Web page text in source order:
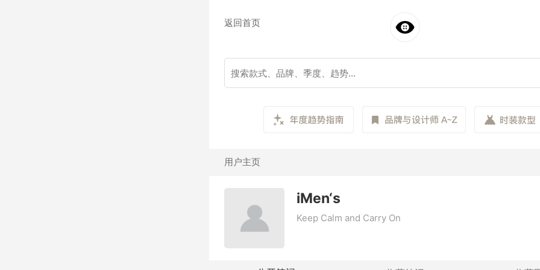
返回首页
用户主页
iMen‘s
Keep Calm and Carry On